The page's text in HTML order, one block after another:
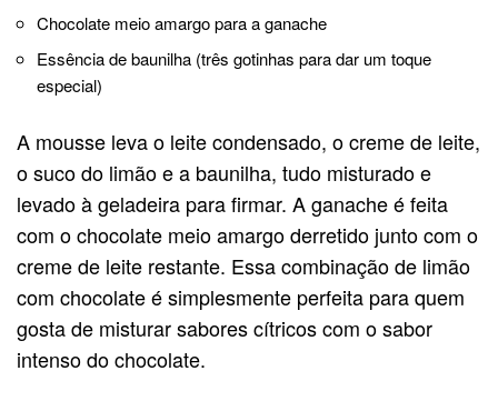
Chocolate meio amargo para a ganache
Essência de baunilha (três gotinhas para dar um toque
especial)
A mousse leva o leite condensado, o creme de leite,
o suco do limão e a baunilha, tudo misturado e
levado à geladeira para firmar. A ganache é feita
com o chocolate meio amargo derretido junto com o
creme de leite restante. Essa combinação de limão
com chocolate é simplesmente perfeita para quem
gosta de misturar sabores cítricos com o sabor
intenso do chocolate.